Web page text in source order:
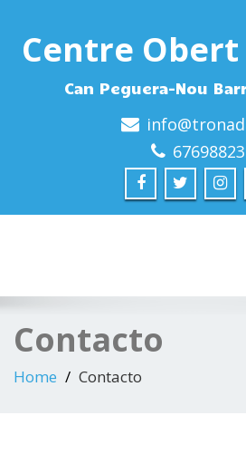
Centre
Can Peguera-Nou
Contacto
Home Contacto